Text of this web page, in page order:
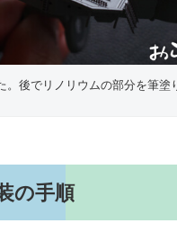
。後でリノリウムの部分を筆塗
の手順